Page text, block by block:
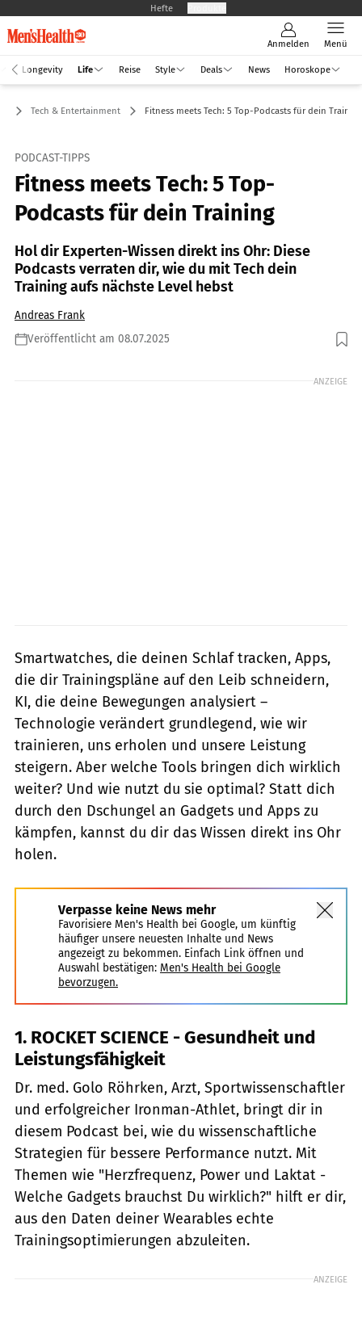
Hefte
Anmelden Menü
Longevity Life Reise Style Deals News Horoskope
Tech & Entertainment Fitness meets Tech: 5 Top-Podcasts für dein Training
PODCAST-TIPPS
Fitness meets Tech: 5 Top-
Podcasts für dein Training
Hol dir Experten-Wissen direkt ins Ohr: Diese
Podcasts verraten dir, wie du mit Tech dein
Training aufs nächste Level hebst
Andreas Frank
Veröffentlicht am 08.07.2025
Foto: insta_photos / GettyImages
ANZEIGE
Smartwatches, die deinen Schlaf tracken, Apps,
die dir Trainingspläne auf den Leib schneidern,
KI, die deine Bewegungen analysiert –
Technologie verändert grundlegend, wie wir
trainieren, uns erholen und unsere Leistung
steigern. Aber welche Tools bringen dich wirklich
weiter? Und wie nutzt du sie optimal? Statt dich
durch den Dschungel an Gadgets und Apps zu
kämpfen, kannst du dir das Wissen direkt ins Ohr
holen.
Verpasse keine News mehr
Favorisiere Men's Health bei Google, um künftig
häufiger unsere neuesten Inhalte und News
angezeigt zu bekommen. Einfach Link öffnen und
Auswahl bestätigen: Men's Health bei Google
bevorzugen.
1. ROCKET SCIENCE - Gesundheit und
Leistungsfähigkeit
Dr. med. Golo Röhrken, Arzt, Sportwissenschaftler
und erfolgreicher Ironman-Athlet, bringt dir in
diesem Podcast bei, wie du wissenschaftliche
Strategien für bessere Performance nutzt. Mit
Themen wie "Herzfrequenz, Power und Laktat -
Welche Gadgets brauchst Du wirklich?" hilft er dir,
aus den Daten deiner Wearables echte
Trainingsoptimierungen abzuleiten.
ANZEIGE